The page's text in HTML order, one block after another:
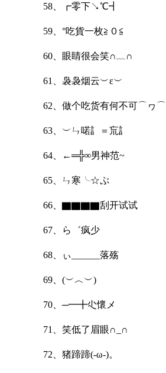
58、┏零下↘℃┫
59、°吃貨一枚≧０≦
60、眼睛很会笑∩﹏∩
61、袅袅烟云︶ε︶
62、做个吃货有何不可⌒ヮ⌒
63、︶ㄣ喏訁＝巟訁
64、←═╬∞男神范~
65、ㄣ寒╰☆ぷ
66、▇▇▇▇刮开试试
67、ら゛疯少
68、ぃ______落殇
69、(︶︿︶)
70、─━╋尐懷メ
71、笑低了眉眼∩_∩
72、猪蹄蹄(-ω-)。